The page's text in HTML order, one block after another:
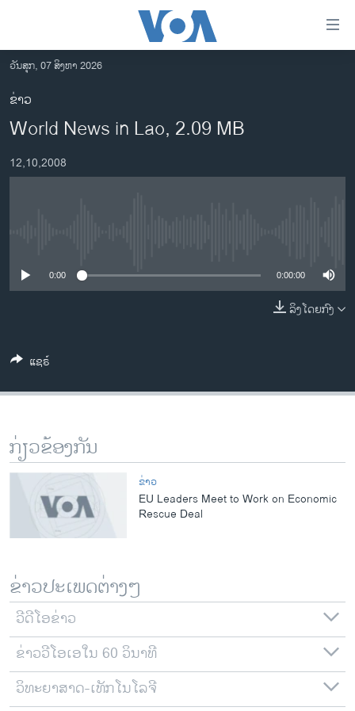
ເຂົ້າ
ຫາ
ຂ້າມ
ຂ້າມ
ໄປ
ອາເມຣິກາ
ການເລືອກຕັ້ງ ປະທານາທີບໍດີ ສະຫະລັດ 2024
ອິດສະຫຼະພາບດ້ານການຂ່າວ
ວິທະຍາສາດ-ເທັກໂນໂລຈີ
ທຸລະກິດ
ວີດີໂອ
ລາຍການກະຈາຍສຽງ
ລາຍງານ
ຕິດຕາມພວກເຮົາ ທີ່
ພາສາຕ່າງໆ
ວັນສຸກ, 07 ສິງຫາ 2026
ຂ່າວ
World News in Lao, 2.09 MB
12,10,2008
0:00 0:00:00
ລິງໂດຍກົງ
ແຊຣ໌
ກ່ຽວຂ້ອງກັນ
ຂ່າວ
EU Leaders Meet to Work on Economic
Rescue Deal
ຂ່າວປະເພດຕ່າງໆ
ວີດີໂອຂ່າວ
ຂ່າວວີໂອເອໃນ 60 ວິນາທີ
ວິທະຍາສາດ-ເທັກໂນໂລຈີ